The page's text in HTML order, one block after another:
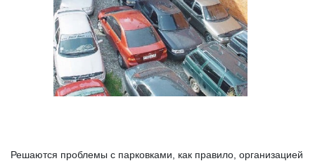
Решаются проблемы с парковками, как правило, организацией